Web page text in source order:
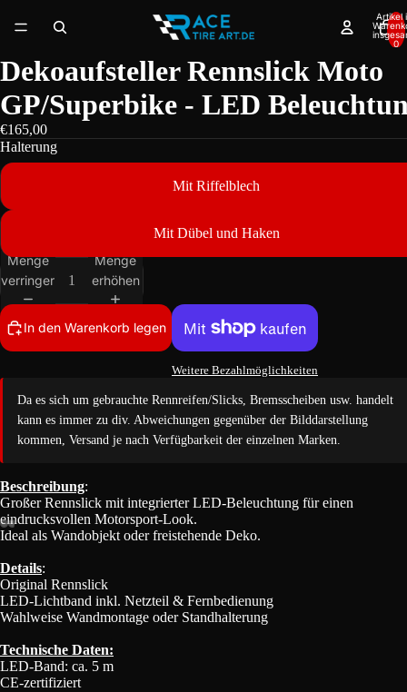
Artikel
0
im
Vollbildmodus
öffnen
im
Vollbildmodus
öffnen
im
Vollbildmodus
öffnen
im
Vollbildmodus
öffnen
Dekoaufsteller Rennslick Moto
GP/Superbike - LED
€165,00
Halterung
Mit Riffelblech
Mit Dübel und Haken
Menge
verringern
Menge
erhöhen
In den Warenkorb legen
Weitere Bezahlmöglichkeiten
Da es sich um gebrauchte Rennreifen/Slicks, Bremsscheiben usw. handelt
kann es immer zu div. Abweichungen gegenüber der Bilddarstellung
kommen, Versand je nach Verfügbarkeit der einzelnen Marken.
Beschreibung:
Großer Rennslick mit integrierter LED-Beleuchtung für einen
eindrucksvollen Motorsport-Look.
Ideal als Wandobjekt oder freistehende Deko.
Details:
Original Rennslick
LED-Lichtband inkl. Netzteil & Fernbedienung
Wahlweise Wandmontage oder Standhalterung
Technische Daten:
LED-Band: ca. 5 m
CE-zertifiziert